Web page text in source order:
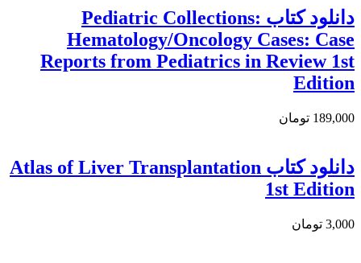
دانلود کتاب Pediatric Collections:
Hematology/Oncology Cases: Case
Reports from Pediatrics in Review 1st
Edition
189,000 تومان
دانلود کتاب Atlas of Liver Transplantation
1st Edition
3,000 تومان